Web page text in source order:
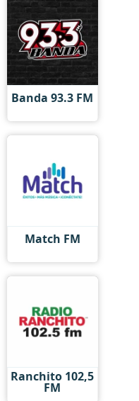
Banda 93.3 FM
Match FM
Ranchito 102,5
FM